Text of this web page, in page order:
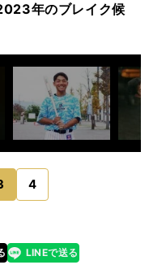
年のブレイク候
4
LINEで送る